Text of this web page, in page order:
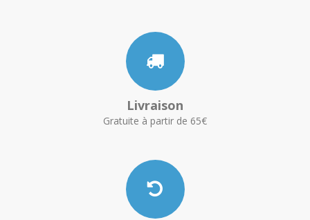
Livraison
Gratuite à partir de 65€